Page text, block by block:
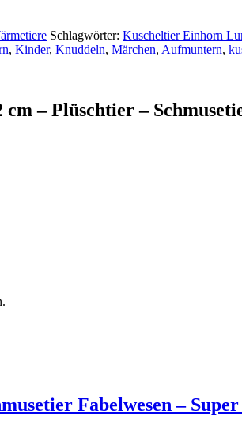
Schlagwörter: Kuscheltier Einhorn
, Kinder, Knuddeln, Märchen, Aufmuntern,
– Plüschtier –
Fabelwesen – Super